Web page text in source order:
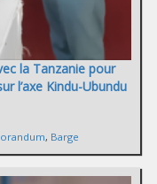
la Tanzanie pour
l’axe Kindu-Ubundu
, Barge